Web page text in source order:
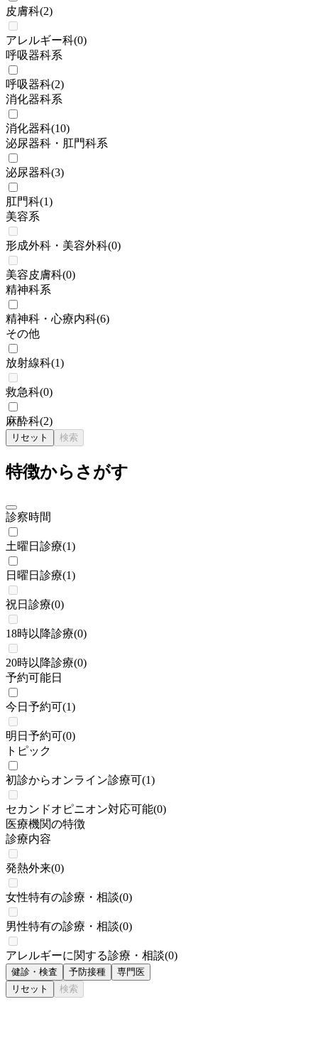
皮膚科(2)
アレルギー科(0)
呼吸器科系
呼吸器科(2)
消化器科系
消化器科(10)
泌尿器科・肛門科系
泌尿器科(3)
肛門科(1)
美容系
形成外科・美容外科(0)
美容皮膚科(0)
精神科系
精神科・心療内科(6)
その他
放射線科(1)
救急科(0)
麻酔科(2)
リセット 検索
特徴からさがす
診察時間
土曜日診療(1)
日曜日診療(1)
祝日診療(0)
18時以降診療(0)
20時以降診療(0)
予約可能日
今日予約可(1)
明日予約可(0)
トピック
初診からオンライン診療可(1)
セカンドオピニオン対応可能(0)
医療機関の特徴
診療内容
発熱外来(0)
女性特有の診療・相談(0)
男性特有の診療・相談(0)
アレルギーに関する診療・相談(0)
健診・検査 予防接種
専門医
リセット
検索